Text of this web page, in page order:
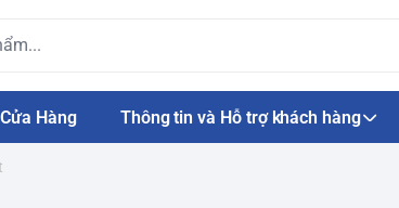
Hàng Thông tin và Hỗ trợ khách hàng